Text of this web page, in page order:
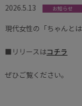
2026.5.13 お知らせ
現代女性の「ちゃんと
■リリースはコチラ
ぜひご覧ください。